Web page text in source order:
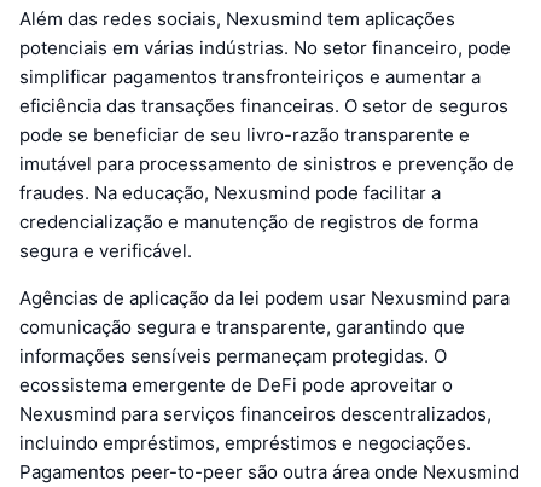
Além das redes sociais, Nexusmind tem aplicações
potenciais em várias indústrias. No setor financeiro, pode
simplificar pagamentos transfronteiriços e aumentar a
eficiência das transações financeiras. O setor de seguros
pode se beneficiar de seu livro-razão transparente e
imutável para processamento de sinistros e prevenção de
fraudes. Na educação, Nexusmind pode facilitar a
credencialização e manutenção de registros de forma
segura e verificável.
Agências de aplicação da lei podem usar Nexusmind para
comunicação segura e transparente, garantindo que
informações sensíveis permaneçam protegidas. O
ecossistema emergente de DeFi pode aproveitar o
Nexusmind para serviços financeiros descentralizados,
incluindo empréstimos, empréstimos e negociações.
Pagamentos peer-to-peer são outra área onde Nexusmind